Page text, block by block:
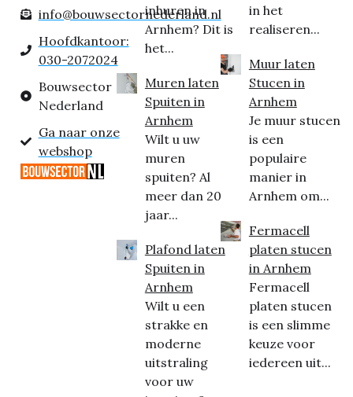
info@bouwsectornederland.nl
Hoofdkantoor:
030-2072024
Bouwsector
Nederland
Ga naar onze
webshop
inhuren in
Arnhem? Dit is
het...
Muren laten
Spuiten in
Arnhem
Wilt u uw
muren
spuiten? Al
meer dan 20
jaar...
Plafond laten
Spuiten in
Arnhem
Wilt u een
strakke en
moderne
uitstraling
voor uw
in het
realiseren...
Muur laten
Stucen in
Arnhem
Je muur stucen
is een
populaire
manier in
Arnhem om...
Fermacell
platen stucen
in Arnhem
Fermacell
platen stucen
is een slimme
keuze voor
iedereen uit...